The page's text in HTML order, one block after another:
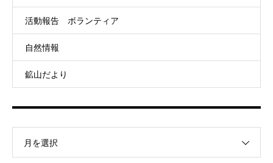
活動報告 ボランティア
自然情報
鉱山だより
月を選択